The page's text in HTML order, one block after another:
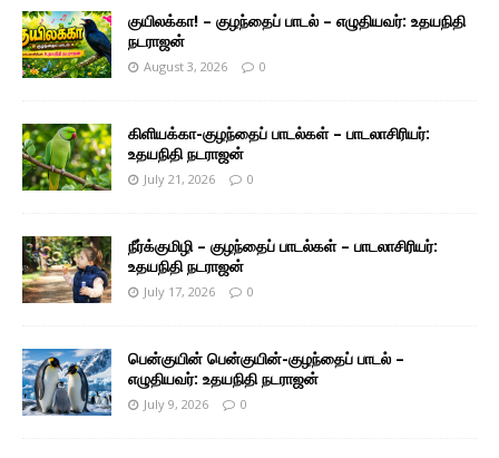
குயிலக்கா! – குழந்தைப் பாடல் – எழுதியவர்: உதயநிதி
நடராஜன்
August 3, 2026 0
கிளியக்கா-குழந்தைப் பாடல்கள் – பாடலாசிரியர்:
உதயநிதி நடராஜன்
July 21, 2026 0
நீர்க்குமிழி – குழந்தைப் பாடல்கள் – பாடலாசிரியர்:
உதயநிதி நடராஜன்
July 17, 2026 0
பென்குயின் பென்குயின்-குழந்தைப் பாடல் –
எழுதியவர்: உதயநிதி நடராஜன்
July 9, 2026 0